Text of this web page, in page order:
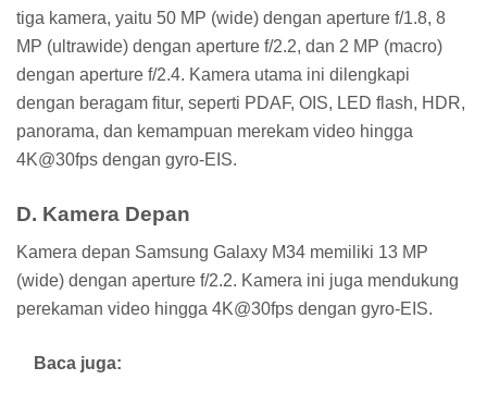
tiga kamera, yaitu 50 MP (wide) dengan aperture f/1.8, 8
MP (ultrawide) dengan aperture f/2.2, dan 2 MP (macro)
dengan aperture f/2.4. Kamera utama ini dilengkapi
dengan beragam fitur, seperti PDAF, OIS, LED flash, HDR,
panorama, dan kemampuan merekam video hingga
4K@30fps dengan gyro-EIS.
D. Kamera Depan
Kamera depan Samsung Galaxy M34 memiliki 13 MP
(wide) dengan aperture f/2.2. Kamera ini juga mendukung
perekaman video hingga 4K@30fps dengan gyro-EIS.
Baca juga: